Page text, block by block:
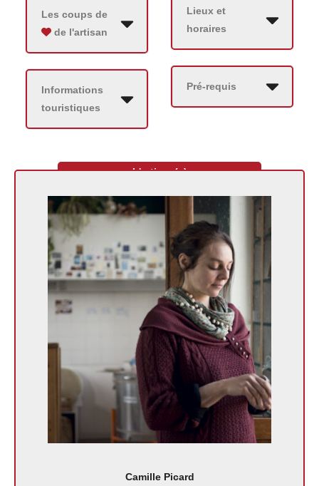
Les coups de
de l'artisan
Informations
touristiques
Lieux et
horaires
Pré-requis
L'artisan(e)
Camille Picard